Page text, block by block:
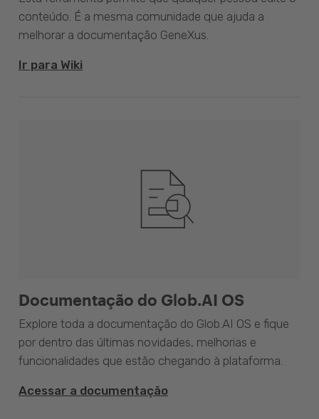
conteúdo. É a mesma comunidade que ajuda a
melhorar a documentação GeneXus.
Ir para Wiki
Documentação do Glob.AI OS
Explore toda a documentação do Glob.AI OS e fique
por dentro das últimas novidades, melhorias e
funcionalidades que estão chegando à plataforma.
Acessar a documentação